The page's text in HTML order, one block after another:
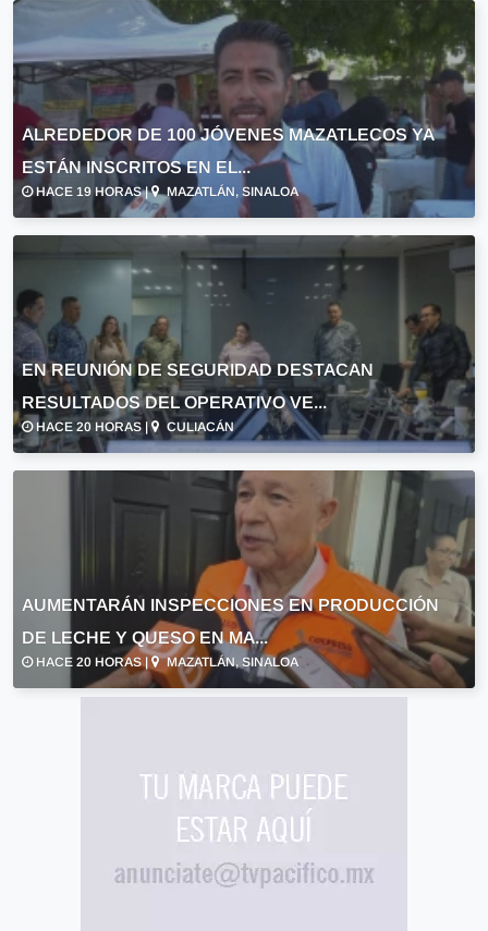
ALREDEDOR DE 100 JÓVENES MAZATLECOS YA
ESTÁN INSCRITOS EN EL...
HACE 19 HORAS | MAZATLÁN, SINALOA
EN REUNIÓN DE SEGURIDAD DESTACAN
RESULTADOS DEL OPERATIVO VE...
HACE 20 HORAS | CULIACÁN
AUMENTARÁN INSPECCIONES EN PRODUCCIÓN
DE LECHE Y QUESO EN MA...
HACE 20 HORAS | MAZATLÁN, SINALOA